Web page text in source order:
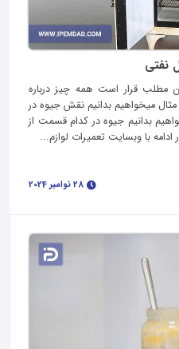
نفتی
مطلب قرار است همه چیز درباره
میخواهیم بدانیم نقش جیوه در
بدانیم جیوه در کدام قسمت از
با وبسایت تعمیرات لوازم...